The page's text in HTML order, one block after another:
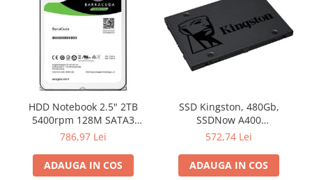
HDD Notebook 2.5" 2TB
5400rpm 128M SATA3
SEAGATE
786,97 Lei
ADAUGA IN COS
SSD Kingston, 480Gb,
SSDNow A400
"SA400S37/480G"
572,74 Lei
ADAUGA IN COS